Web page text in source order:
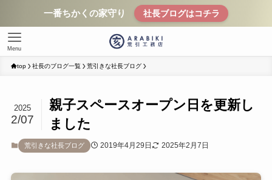
一番ちかくの家守り 社長ブログはコチラ
Menu
top 社長のブログ一覧 荒引きな社長ブログ
親子スペースオープン日を更新し
ました
2025
2/07
荒引きな社長ブログ 2019年4月29日 2025年2月7日